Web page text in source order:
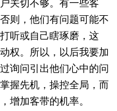
关切不够。有一些客
则，他们有问题可能不
听或自己瞎琢磨，这
权。所以，以后我要加
询问引出他们心中的问
握先机，操控全局，而
增加客带的机率。